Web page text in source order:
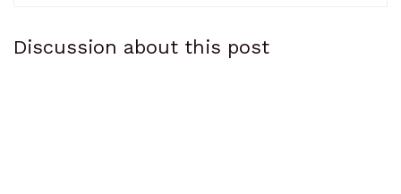
Discussion about this post